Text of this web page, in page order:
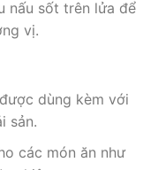
nấu sốt trên lửa để
vị.
dùng kèm với
sản.
các món ăn như